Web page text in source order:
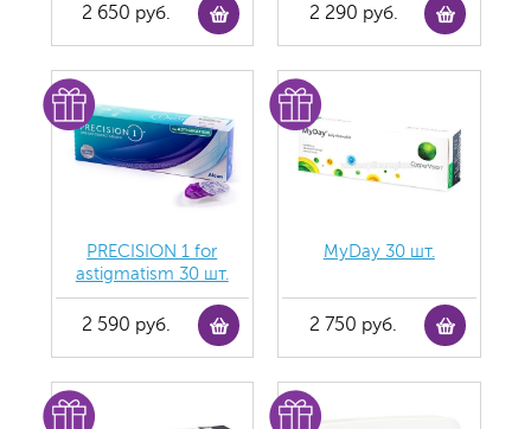
2 650 руб. 2 290 руб.
PRECISION 1 for
astigmatism 30 шт.
2 590 руб.
MyDay 30 шт.
2 750 руб.